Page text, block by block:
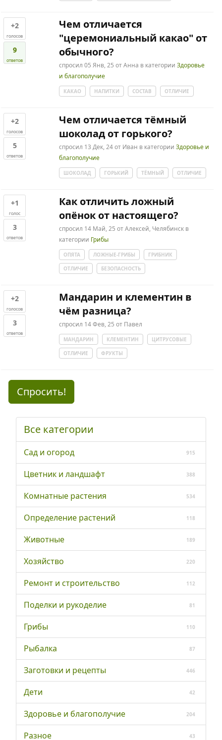
+2
голосов
9
ответов
Чем отличается
"церемониальный какао" от
обычного?
спросил 05 Янв, 25 отАнна в категории Здоровье
и благополучие
КАКАО НАПИТКИ СОСТАВ ОТЛИЧИЕ
+2
голосов
5
ответов
Чем отличается тёмный
шоколад от горького?
спросил 13 Дек, 24 от Иван в категории Здоровье и
благополучие
ШОКОЛАД ГОРЬКИЙ ТЁМНЫЙ ОТЛИЧИЕ
+1
голос
3
ответов
Как отличить ложный
опёнок от настоящего?
спросил 14 Май, 25 отАлексей, Челябинск в
категории Грибы
ОПЯТА ЛОЖНЫЕ-ГРИБЫ
ГРИБНИК
ОТЛИЧИЕ
БЕЗОПАСНОСТЬ
+2
голосов
3
ответов
Мандарин и клементин в
чём разница?
спросил 14 Фев, 25 от Павел
МАНДАРИН КЛЕМЕНТИН
ЦИТРУСОВЫЕ
ОТЛИЧИЕ
ФРУКТЫ
Спросить!
Все категории
Сад и огород 915
Цветник и ландшафт 388
Комнатные растения 534
Определение растений 118
Животные 189
Хозяйство 220
Ремонт и строительство 112
Поделки и рукоделие 81
Грибы 110
Рыбалка 87
Заготовки и рецепты 446
Дети 42
Здоровье и благополучие 204
Разное 43